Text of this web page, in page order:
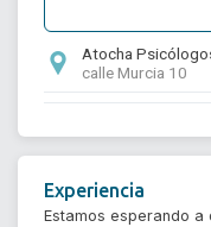
Atocha
calle Murcia 10
Experiencia
Estamos esperando